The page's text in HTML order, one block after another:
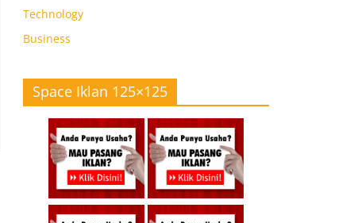
Technology
Business
Space Iklan 125×125